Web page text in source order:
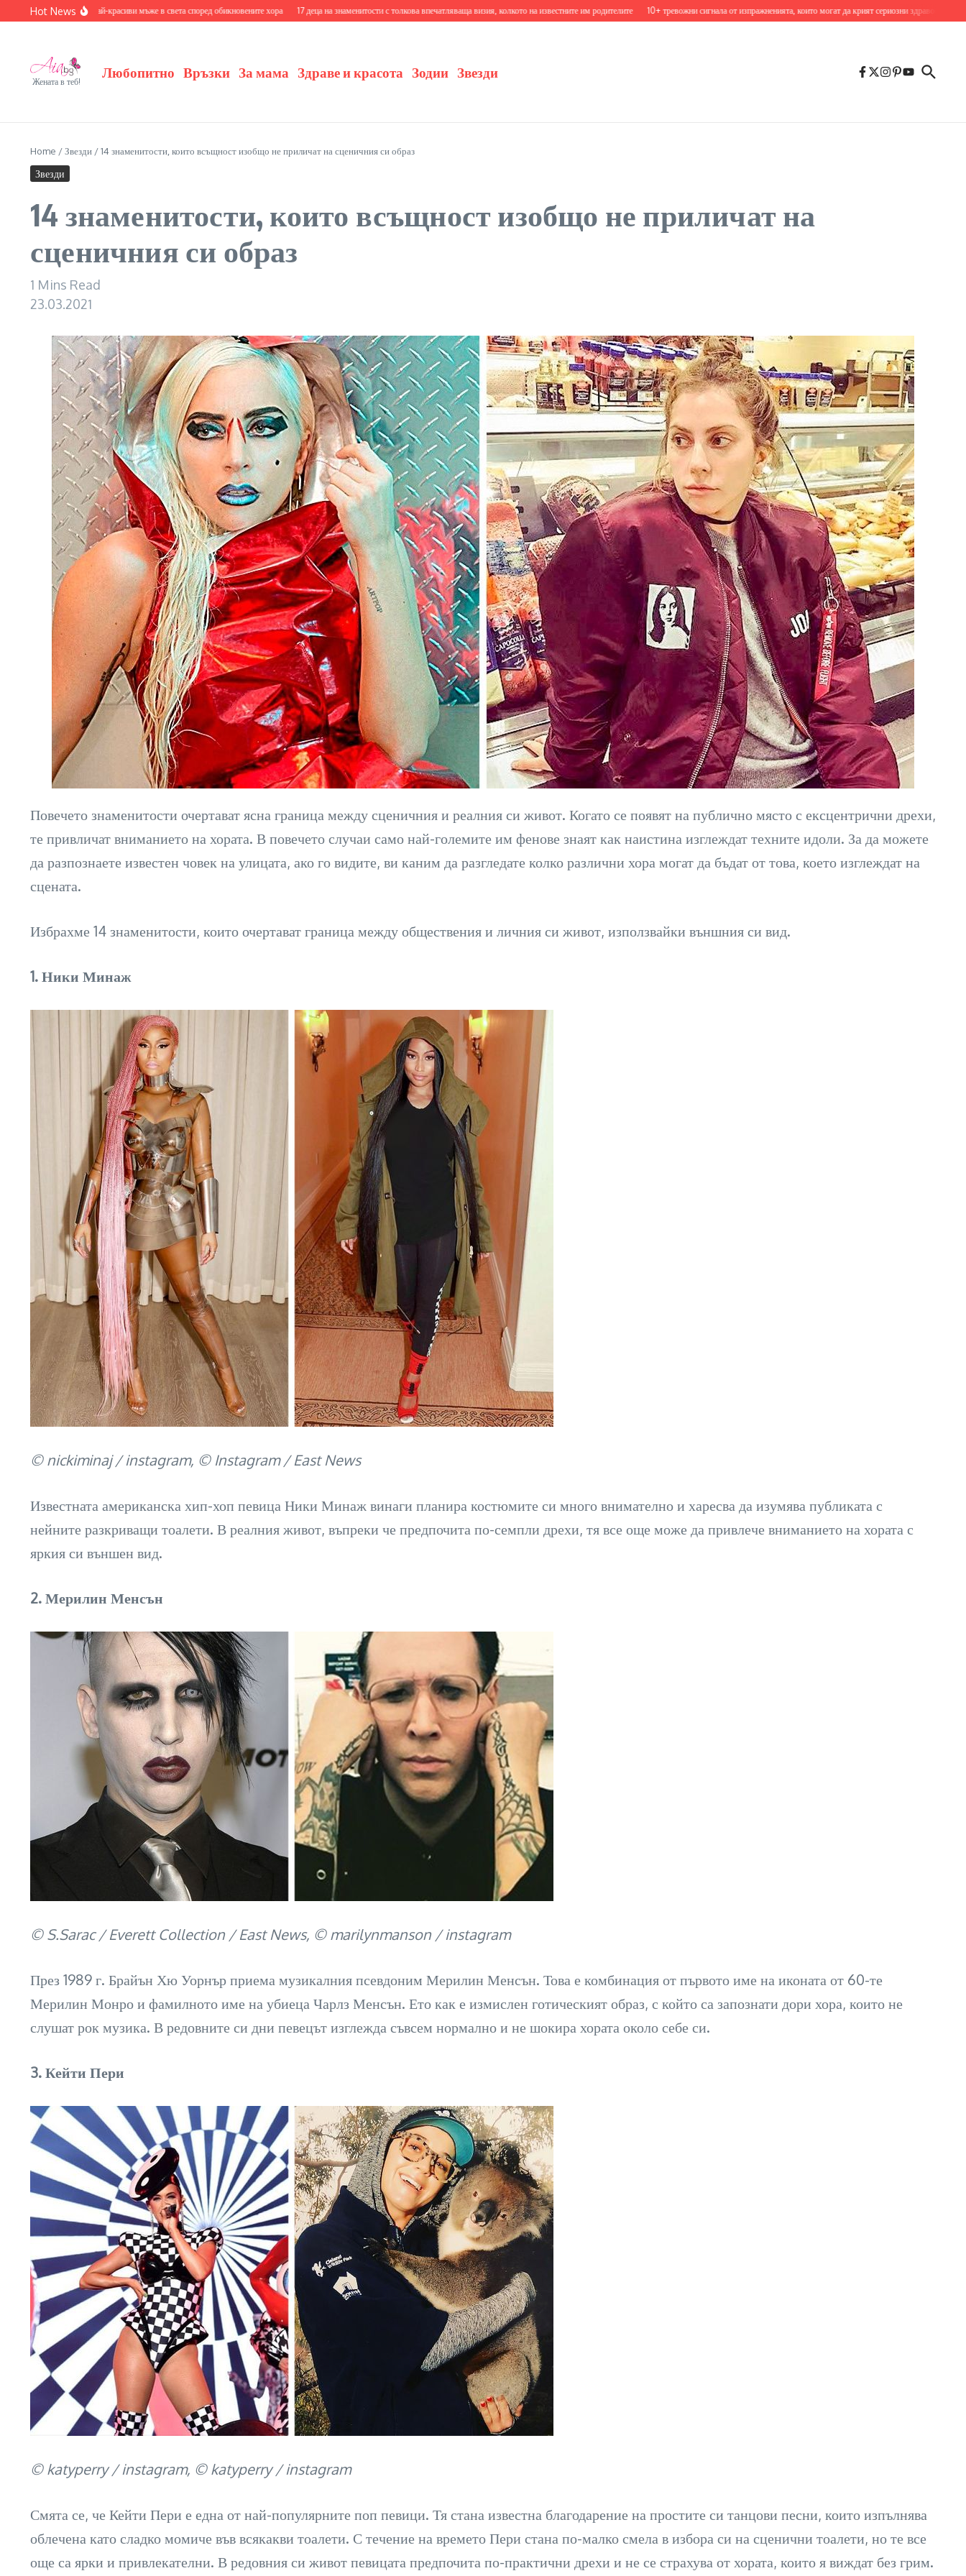
Skip to content
Hot News
се с 20-те най-красиви мъже в света според обикновените хора 17 деца на знаменитости с толкова впечатляваща визия, колкото на известните им родителите 10+ тревожни сигнала от изпражненията, които могат да крият сериозни здравословни проблеми
Жената в теб!
Любопитно Връзки За мама Здраве и красота Зодии Звезди
Home /Звезди /14 знаменитости, които всъщност изобщо не приличат на сценичния си образ
Звезди
14 знаменитости, които всъщност изобщо не приличат на
сценичния си образ
1 Mins Read
23.03.2021
Повечето знаменитости очертават ясна граница между сценичния и реалния си живот. Когато се появят на публично място с ексцентрични дрехи,
те привличат вниманието на хората. В повечето случаи само най-големите им фенове знаят как наистина изглеждат техните идоли. За да можете
да разпознаете известен човек на улицата, ако го видите, ви каним да разгледате колко различни хора могат да бъдат от това, което изглеждат на
сцената.
Избрахме 14 знаменитости, които очертават граница между обществения и личния си живот, използвайки външния си вид.
1. Ники Минаж
© nickiminaj / instagram, © Instagram / East News
Известната американска хип-хоп певица Ники Минаж винаги планира костюмите си много внимателно и харесва да изумява публиката с
нейните разкриващи тоалети. В реалния живот, въпреки че предпочита по-семпли дрехи, тя все още може да привлече вниманието на хората с
яркия си външен вид.
2. Мерилин Менсън
© S.Sarac / Everett Collection / East News, © marilynmanson / instagram
През 1989 г. Брайън Хю Уорнър приема музикалния псевдоним Мерилин Менсън. Това е комбинация от първото име на иконата от 60-те
Мерилин Монро и фамилното име на убиеца Чарлз Менсън. Ето как е измислен готическият образ, с който са запознати дори хора, които не
слушат рок музика. В редовните си дни певецът изглежда съвсем нормално и не шокира хората около себе си.
3. Кейти Пери
© katyperry / instagram, © katyperry / instagram
Смята се, че Кейти Пери е една от най-популярните поп певици. Тя стана известна благодарение на простите си танцови песни, които изпълнява
облечена като сладко момиче във всякакви тоалети. С течение на времето Пери стана по-малко смела в избора си на сценични тоалети, но те все
още са ярки и привлекателни. В редовния си живот певицата предпочита по-практични дрехи и не се страхува от хората, които я виждат без грим.